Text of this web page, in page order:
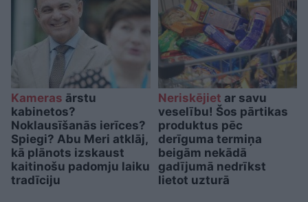
Kameras ārstu
kabinetos?
Noklausīšanās ierīces?
Spiegi? Abu Meri atklāj,
kā plānots izskaust
kaitinošu padomju laiku
tradīciju
Neriskējiet ar savu
veselību! Šos pārtikas
produktus pēc
derīguma termiņa
beigām nekādā
gadījumā nedrīkst
lietot uzturā